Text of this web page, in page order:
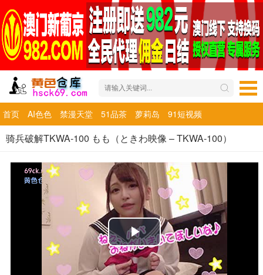
首页 AI色色 禁漫天堂 51品茶 萝莉岛 91短视频
骑兵破解TKWA-100 もも（ときわ映像 – TKWA-100）